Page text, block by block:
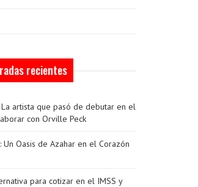
recientes
La artista que pasó de debutar en el
con Orville Peck
Oasis de Azahar en el Corazón
para cotizar en el IMSS y